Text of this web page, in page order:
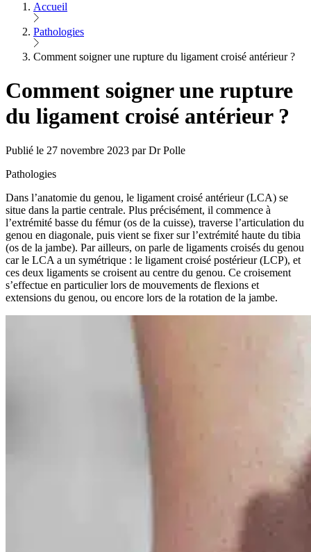
Accueil
Pathologies
Comment soigner une rupture du ligament croisé antérieur ?
Comment soigner une rupture
du ligament croisé antérieur ?
Publié le 27 novembre 2023 par Dr Polle
Pathologies
Dans l’anatomie du genou, le ligament croisé antérieur (LCA) se
situe dans la partie centrale. Plus précisément, il commence à
l’extrémité basse du fémur (os de la cuisse), traverse l’articulation du
genou en diagonale, puis vient se fixer sur l’extrémité haute du tibia
(os de la jambe). Par ailleurs, on parle de ligaments croisés du genou
car le LCA a un symétrique : le ligament croisé postérieur (LCP), et
ces deux ligaments se croisent au centre du genou. Ce croisement
s’effectue en particulier lors de mouvements de flexions et
extensions du genou, ou encore lors de la rotation de la jambe.